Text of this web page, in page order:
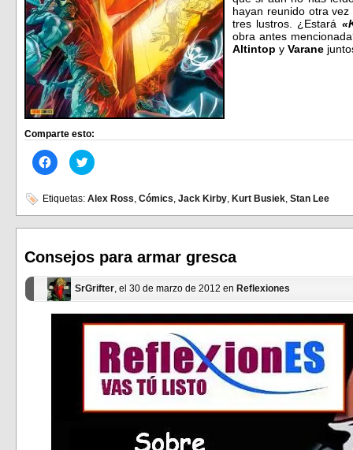
hayan reunido otra
tres lustros. ¿Estará
obra antes
Altintop y Varane
Comparte esto:
Haz
clic
en
Facebook
(Se
abre
ventana
nueva)
Haz
clic
en
(Se
abre
ventana
nueva)
Etiquetas: Alex Ross, Cómics, Jack Kirby, Kurt Busiek, Stan Lee
Consejos para armar gresca
SrGrifter, el 30 de marzo de 2012 en Reflexiones